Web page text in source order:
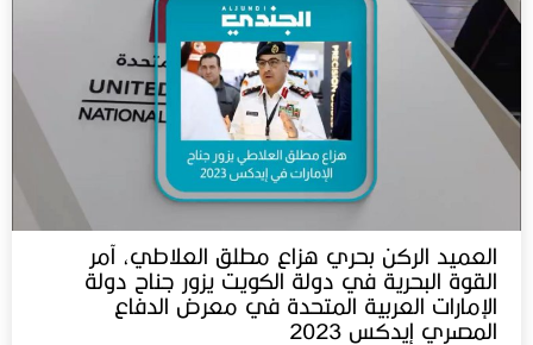
العميد الركن بحري هزاع مطلق العلاطي، آمر
القوة البحرية في دولة الكويت يزور جناح دولة
الإمارات العربية المتحدة في معرض الدفاع
المصري إيدكس 2023